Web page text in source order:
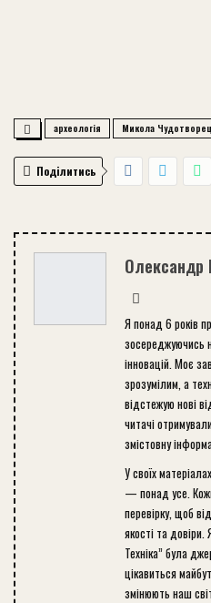
археологія Микола
Поділитись
Олександр
Я понад 6 років
зосереджуючись
інновацій. Моє
зрозумілим, а
відстежую нові
читачі
змістовну
У своїх
— понад усе.
перевірку, щоб
якості та довіри.
Техніка” була
цікавиться
змінюють наш